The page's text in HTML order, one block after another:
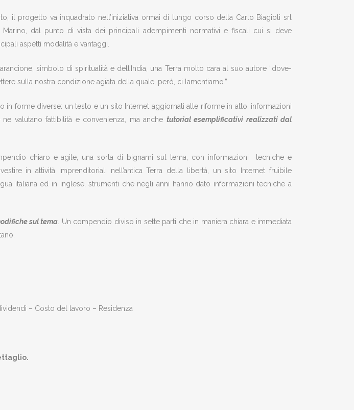
il progetto va inquadrato nell’iniziativa ormai di lungo corso della Carlo Biagioli srl
dal punto di vista dei principali adempimenti normativi e fiscali cui si deve
aspetti modalità e vantaggi.
simbolo di spiritualità e dell’India, una Terra molto cara al suo autore “dove-
sulla nostra condizione agiata della quale, però, ci lamentiamo.”
forme diverse: un testo e un sito Internet aggiornati alle riforme in atto, informazioni
valutano fattibilità e convenienza, ma anche tutorial esemplificativi realizzati dal
chiaro e agile, una sorta di bignami sul tema, con informazioni tecniche e
in attività imprenditoriali nell’antica Terra della libertà, un sito Internet fruibile
italiana ed in inglese, strumenti che negli anni hanno dato informazioni tecniche a
sul tema . Un compendio diviso in sette parti che in maniera chiara e immediata
– Costo del lavoro – Residenza